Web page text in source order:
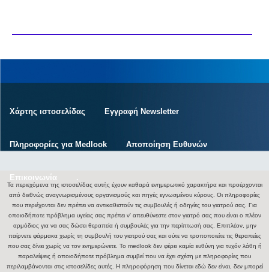
Χάρτης ιστοσελίδας Εγγραφή Newsletter
Πληροφορίες για Medlook Αποποίηση Ευθυνών
Επικοινωνία .
Τα περιεχόμενα της ιστοσελίδας αυτής έχουν καθαρά ενημερωτικό χαρακτήρα και προέρχονται
από διεθνώς αναγνωρισμένους οργανισμούς και πηγές εγνωσμένου κύρους. Οι πληροφορίες
που περιέχονται δεν πρέπει να αντικαθιστούν τις συμβουλές ή οδηγίες του γιατρού σας. Για
οποιοδήποτε πρόβλημα υγείας σας πρέπει ν' απευθύνεστε στον γιατρό σας που είναι ο πλέον
αρμόδιος για να σας δώσει θεραπεία ή συμβουλές για την περίπτωσή σας. Επιπλέον, μην
παίρνετε φάρμακα χωρίς τη συμβουλή του γιατρού σας και ούτε να τροποποιείτε τις θεραπείες
που σας δίνει χωρίς να τον ενημερώνετε. Το medlook δεν φέρει καμία ευθύνη για τυχόν λάθη ή
παραλείψεις ή οποιοδήποτε πρόβλημα συμβεί που να έχει σχέση με πληροφορίες που
περιλαμβάνονται στις ιστοσελίδες αυτές. Η πληροφόρηση που δίνεται εδώ δεν είναι, δεν μπορεί